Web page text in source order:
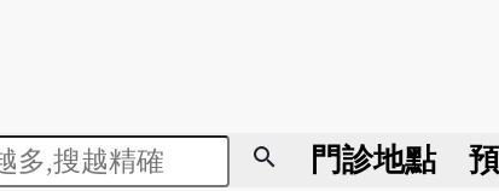
search 門診地點